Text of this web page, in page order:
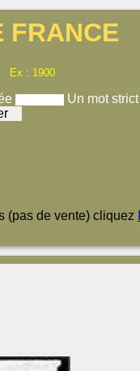
FRANCE
Ex : 1900
Un mot strict
(pas de vente) cliquez